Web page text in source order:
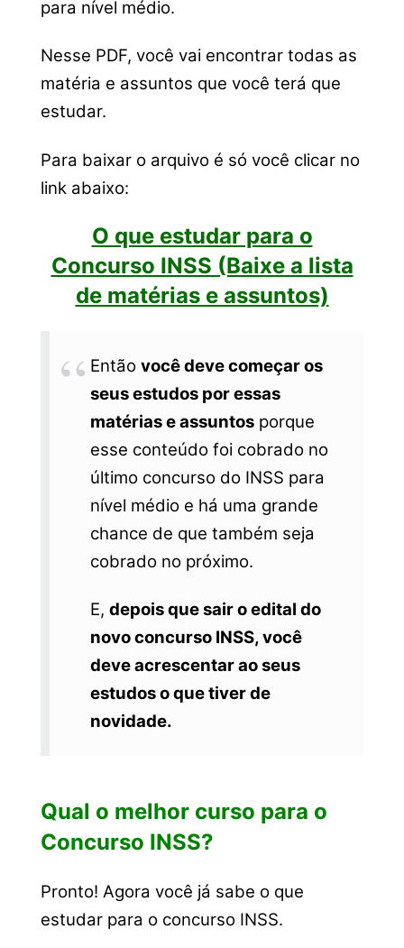
para nível médio.
Nesse PDF, você vai encontrar todas as
matéria e assuntos que você terá que
estudar.
Para baixar o arquivo é só você clicar no
link abaixo:
O que estudar para o
Concurso INSS (Baixe a lista
de matérias e assuntos)
Então você deve começar os
seus estudos por essas
matérias e assuntosporque
esse conteúdo foi cobrado no
último concurso do INSS para
nível médio e há uma grande
chance de que também seja
cobrado no próximo.
E, depois que sair o edital do
novo concurso INSS, você
deve acrescentar ao seus
estudos o que tiver de
novidade.
Qual o melhor curso para o
Concurso INSS?
Pronto! Agora você já sabe o que
estudar para o concurso INSS.